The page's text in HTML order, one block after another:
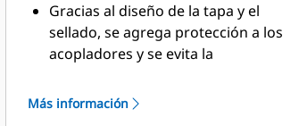
Gracias al diseño de la tapa y el
sellado, se agrega protección a los
acopladores y se evita la
hidráulico.
Más información